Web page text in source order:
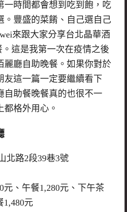
一時間都會想到吃到飽，吃
。豐盛的菜餚、自己選自己
來跟大家分享台北晶華酒
這是我第一次在疫情之後
麗廳自助晚餐。如果你對於
友這一篇一定要繼續看下
自助餐晚餐真的也很不一
格外用心。
北路2段39巷3號
元、午餐1,280元、下午茶
1,480元